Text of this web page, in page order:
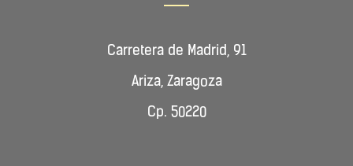
Carretera de Madrid, 91
Ariza, Zaragoza
Cp. 50220